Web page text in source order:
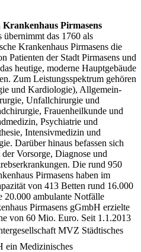
Krankenhaus Pirmasens
das 1760 als
Krankenhaus Pirmasens die
Patienten der Stadt Pirmasens und
heutige, moderne Hauptgebäude
Zum Leistungsspektrum gehören
und Kardiologie), Allgemein-
Unfallchirurgie und
Frauenheilkunde und
Psychiatrie und
Intensivmedizin und
Darüber hinaus befassen sich
Vorsorge, Diagnose und
Die rund 950
Pirmasens haben im
von 413 Betten rund 16.000
20.000 ambulante Notfälle
Pirmasens gGmbH erzielte
von 60 Mio. Euro. Seit 1.1.2013
MVZ Städtisches
ein Medizinisches